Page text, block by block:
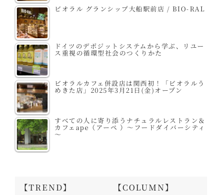
ビオラル グランシップ大船駅前店 / BIO-RAL
ドイツのデポジットシステムから学ぶ、リユー
ス重視の循環型社会のつくりかた
ビオラルカフェ併設店は関西初！「ビオラルう
めきた店」2025年3月21日(金)オープン
すべての人に寄り添うナチュラルレストラン＆
カフェape（アーペ ）～フードダイバーシティ
～
【TREND】 【COLUMN】